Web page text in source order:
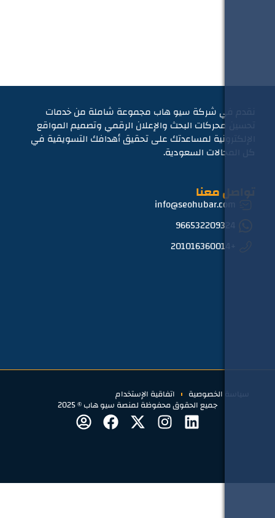
شركة سيو هاب مجموعة شاملة من خدمات
البحث والإعلان الرقمي وتصميم المواقع
لمساعدتك على تحقيق أهدافك التسويقية في
السعودية.
اتفاقية الإستخدام
جميع الحقوق محفوظة لمنصة سيو هاب © 2025